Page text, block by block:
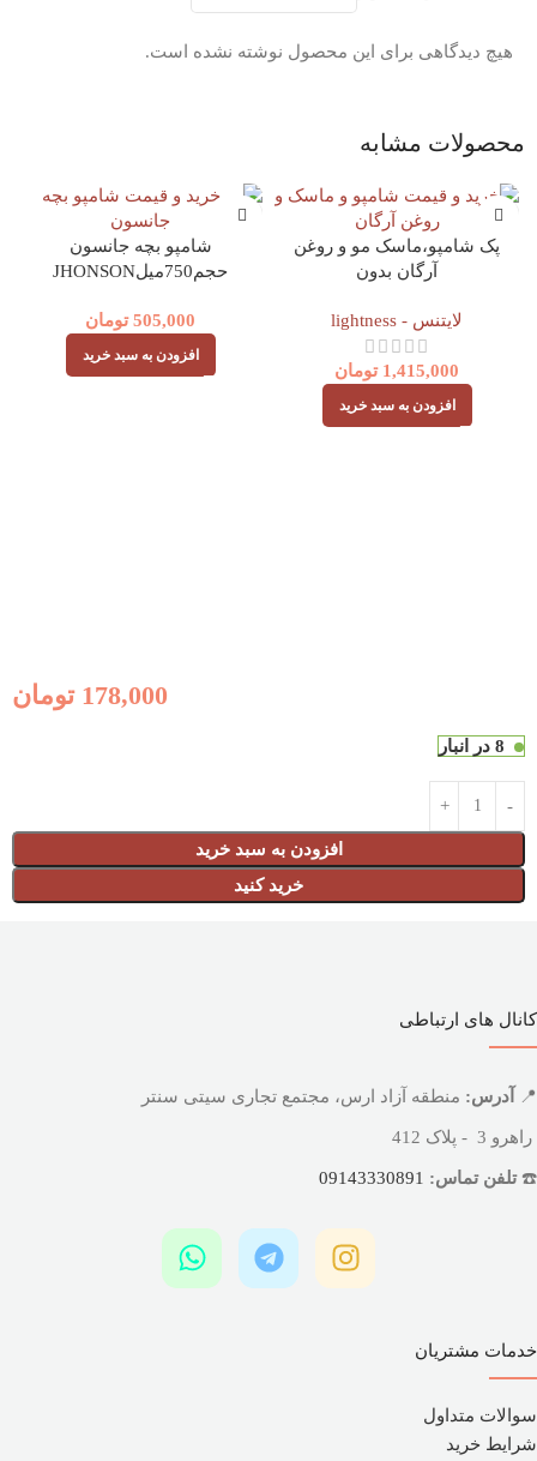
هیچ دیدگاهی برای این محصول نوشته نشده است.
محصولات مشابه
پک شامپو،ماسک مو و روغن
آرگان بدون
میل)لایتنس - lightness
1,415,000 تومان
افزودن به سبد خرید
شامپو بچه جانسون
حجم750میلJHONSON
505,000 تومان
افزودن به سبد خرید
178,000 تومان
8 در انبار
افزودن به سبد خرید
خرید کنید
کانال های ارتباطی
📍 آدرس: منطقه آزاد ارس، مجتمع تجاری سیتی سنتر
راهرو 3 - پلاک 412
☎️تلفن تماس: 09143330891
خدمات مشتریان
سوالات متداول
شرایط خرید